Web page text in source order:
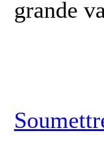
grande